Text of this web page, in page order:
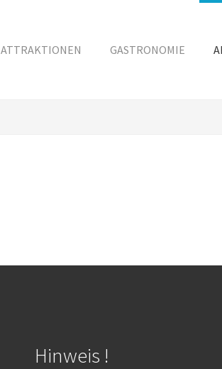
ATTRAKTIONEN GASTRONOMIE
Hinweis !